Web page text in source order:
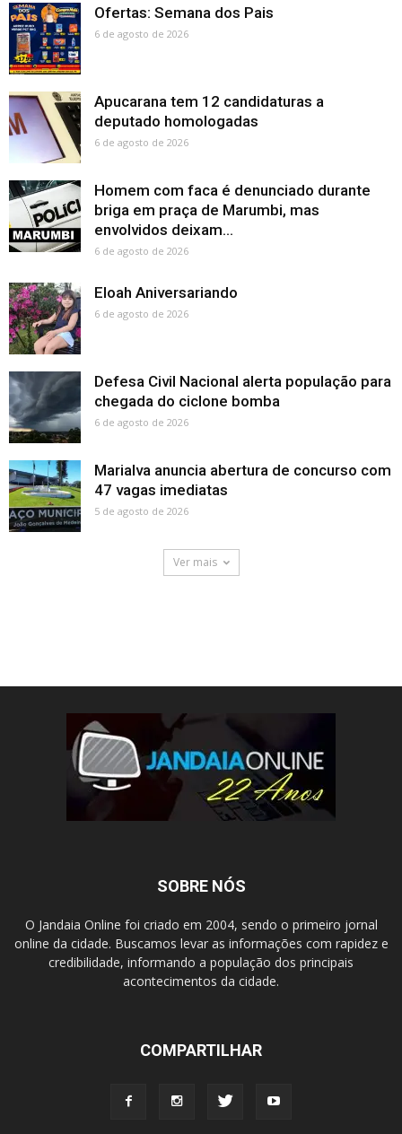
Ofertas: Semana dos Pais
6 de agosto de 2026
Apucarana tem 12 candidaturas a
deputado homologadas
6 de agosto de 2026
Homem com faca é denunciado durante
briga em praça de Marumbi, mas
envolvidos deixam...
6 de agosto de 2026
Eloah Aniversariando
6 de agosto de 2026
Defesa Civil Nacional alerta população para
chegada do ciclone bomba
6 de agosto de 2026
Marialva anuncia abertura de concurso com
47 vagas imediatas
5 de agosto de 2026
Ver mais
SOBRE NÓS
O Jandaia Online foi criado em 2004, sendo o primeiro jornal
online da cidade. Buscamos levar as informações com rapidez e
credibilidade, informando a população dos principais
acontecimentos da cidade.
COMPARTILHAR